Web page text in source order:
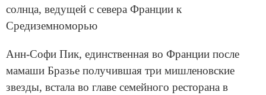
солнца, ведущей с севера Франции к
Средиземноморью
Анн-Софи Пик, единственная во Франции после
мамаши Бразье получившая три мишленовские
звезды, встала во главе семейного ресторана в